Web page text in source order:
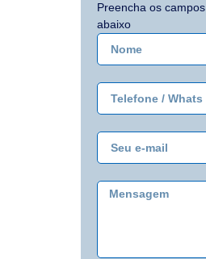
Preencha os campos
abaixo